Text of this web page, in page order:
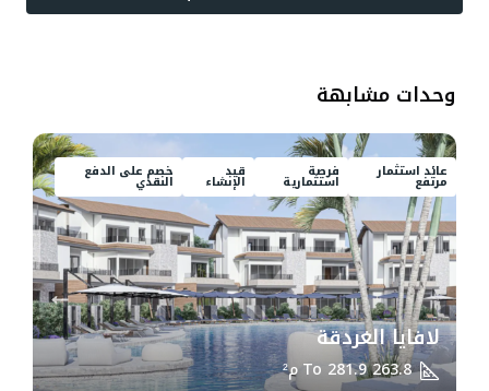
وحدات مشابهة
عائد استثمار
مرتفع
فرصة
استثمارية
قيد
الإنشاء
خصم على الدفع
النقدي
لافايا الغردقة
263.8 To 281.9 م²